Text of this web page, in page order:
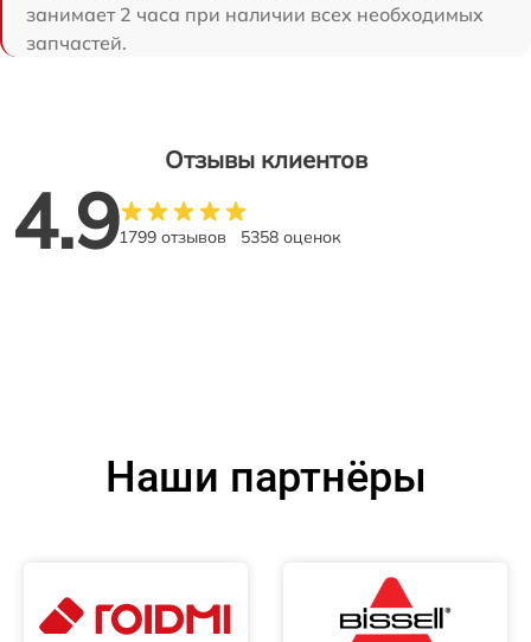
занимает 2 часа при наличии всех необходимых
запчастей.
Отзывы клиентов
4.91799 отзывов 5358 оценок
Наши партнёры